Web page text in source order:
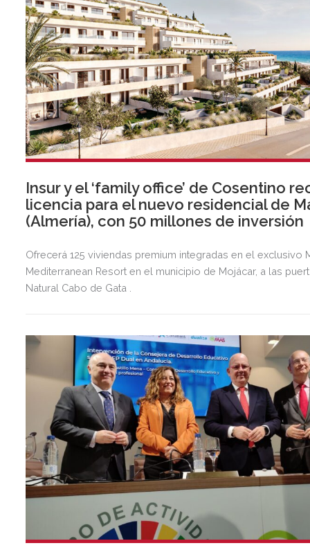
Insur y el ‘family office’ de Cosentino
licencia para el nuevo residencial de
(Almería), con 50 millones de inversión
Ofrecerá 125 viviendas premium integradas en el exclusivo
Mediterranean Resort en el municipio de Mojácar, a las
Natural Cabo de Gata .